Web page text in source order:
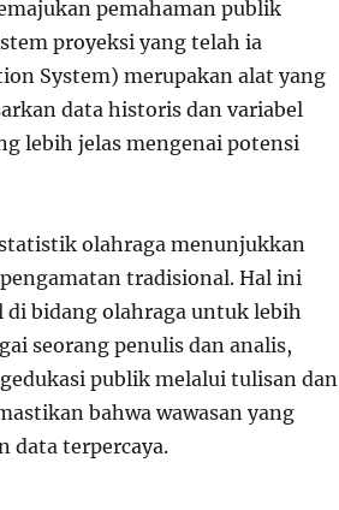
pemahaman publik
proyeksi yang telah ia
System) merupakan alat yang
data historis dan variabel
lebih jelas mengenai potensi
olahraga menunjukkan
tradisional. Hal ini
bidang olahraga untuk lebih
seorang penulis dan analis,
publik melalui tulisan dan
bahwa wawasan yang
data terpercaya.